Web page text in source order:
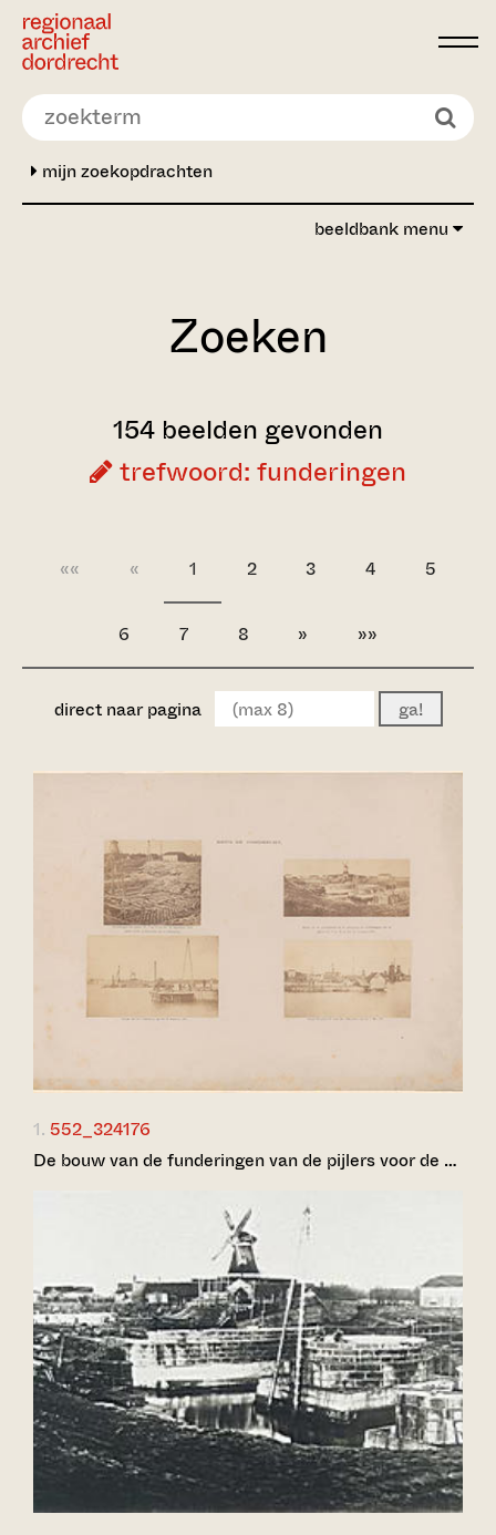
Ga direct naar de inhoud
mijn zoekopdrachten
beeldbank menu
Zoeken
154 beelden gevonden
trefwoord: funderingen
«« « 1 2 3 4 5
6 7 8 » »»
direct naar pagina ga!
1. 552_324176
De bouw van de funderingen van de pijlers voor de …